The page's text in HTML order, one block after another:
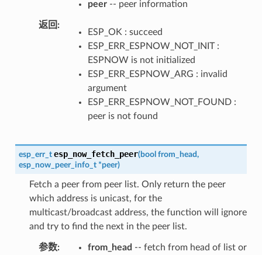
peer-- peer information
返回
ESP_OK : succeed
ESP_ERR_ESPNOW_NOT_INIT :
ESPNOW is not initialized
ESP_ERR_ESPNOW_ARG : invalid
argument
ESP_ERR_ESPNOW_NOT_FOUND :
peer is not found
esp_err_t esp_now_fetch_peer(bool from_head,
esp_now_peer_info_t *peer)
Fetch a peer from peer list. Only return the peer
which address is unicast, for the
multicast/broadcast address, the function will ignore
and try to find the next in the peer list.
参数 from_head -- fetch from head of list or